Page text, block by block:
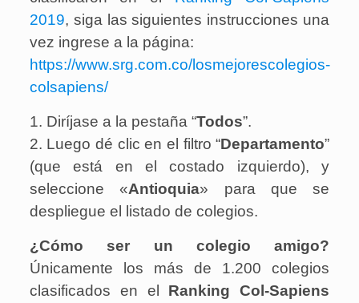
2019, siga las siguientes instrucciones una
vez ingrese a la página:
https://www.srg.com.co/losmejorescolegios-
colsapiens/
1. Diríjase a la pestaña “Todos”.
2. Luego dé clic en el filtro “Departamento”
(que está en el costado izquierdo), y
seleccione «Antioquia» para que se
despliegue el listado de colegios.
¿Cómo ser un colegio amigo?
Únicamente los más de 1.200 colegios
clasificados en el Ranking Col-Sapiens